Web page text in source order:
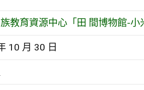
教育資源中心「田 間博物館-
10 月 30 日